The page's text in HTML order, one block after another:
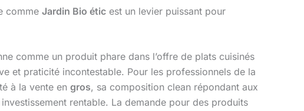
comme Jardin Bio étic est un levier puissant pour
comme un produit phare dans l’offre de plats cuisinés
et praticité incontestable. Pour les professionnels de la
à la vente en gros, sa composition clean répondant aux
rentable. La demande pour des produits